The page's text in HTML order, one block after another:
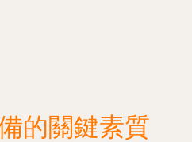
的關鍵素質